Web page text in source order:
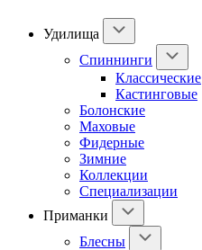
Удилища
Спиннинги
Классические
Кастинговые
Болонские
Маховые
Фидерные
Зимние
Коллекции
Специализации
Приманки
Блесны